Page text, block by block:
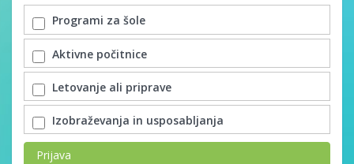
Programi za šole
Aktivne počitnice
Letovanje ali priprave
Izobraževanja in usposabljanja
Prijava